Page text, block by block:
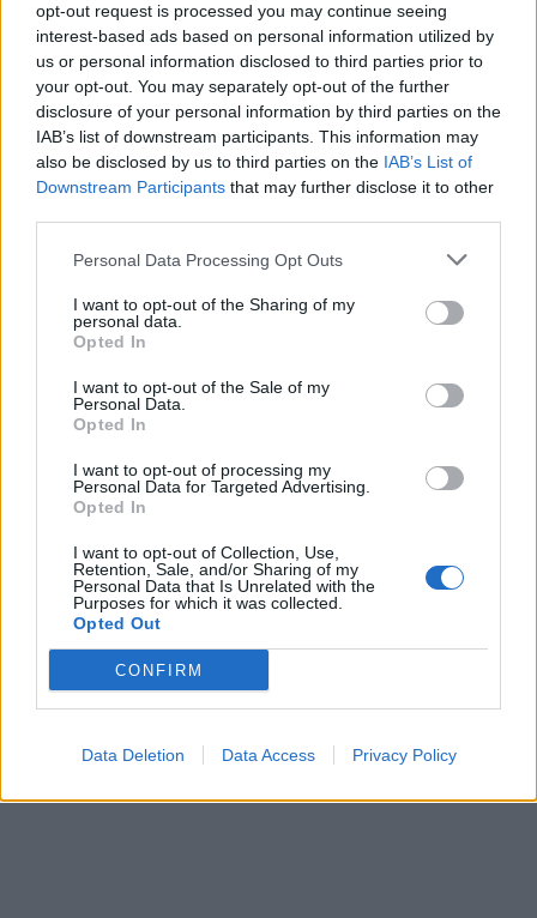
opt-out request is processed you may continue seeing
interest-based ads based on personal information utilized by
us or personal information disclosed to third parties prior to
your opt-out. You may separately opt-out of the further
disclosure of your personal information by third parties on the
IAB’s list of downstream participants. This information may
also be disclosed by us to third parties on the IAB’s List of
Downstream Participants that may further disclose it to other
Personal Data Processing Opt Outs
I want to opt-out of the Sharing of my
personal data.
Opted In
I want to opt-out of the Sale of my
Personal Data.
Opted In
I want to opt-out of processing my
Personal Data for Targeted Advertising.
Opted In
I want to opt-out of Collection, Use,
Retention, Sale, and/or Sharing of my
Personal Data that Is Unrelated with the
Purposes for which it was collected.
Opted Out
CONFIRM
Data Deletion Data Access Privacy Policy
Coupez les carottes et faites-les bouillir jusqu’à ce qu’elles
ramollissent. Retirez-les du feu. Filtrez l’eau, mais ne la
jetez pas. Laissez-la refroidir. Maintenant écrasez les
carottes à l’aide d’un robot culinaire ou tout simplement
Ajoutez le miel à l’eau et mélangez jusqu’à ce qu’il soit
bien dissout. Ajoutez le mélange à la purée de carottes.
Votre sirop contre la toux est prêt à être utilisé. Conservez
le sirop dans un endroit froid.
Prenez 3-4 cuillères à café de ce mélange au cours de la
journée. Vous devriez être capable de voir les résultats
après un jour ou deux.
PartagerFacebook
Pinterest